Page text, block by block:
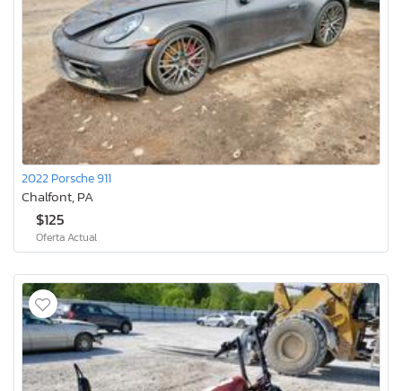
2022 Porsche 911
Chalfont, PA
$125
Oferta Actual